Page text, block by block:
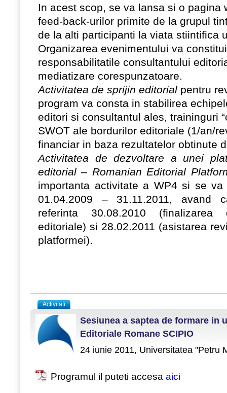
In acest scop, se va lansa si o pagina
feed-back-urilor primite de la grupul
de la alti participanti la viata stiintifica
Organizarea evenimentului va
responsabilitatile consultantului
mediatizare corespunzatoare.
Activitatea de sprijin editorial pentru
program va consta in stabilirea
editori si consultantul ales, traininguri
SWOT ale bordurilor editoriale (1/an/
financiar in baza rezultatelor obtinute
Activitatea de dezvoltare a unei
editorial – Romanian Editorial
importanta activitate a WP4 si se
01.04.2009 – 31.11.2011, avand
referinta 30.08.2010 (finalizarea
editoriale) si 28.02.2011 (asistarea
platformei).
Activitati
Sesiunea a saptea de formare in
Editoriale Romane SCIPIO
24 iunie 2011, Universitatea "Petru
Programul il puteti accesa aici